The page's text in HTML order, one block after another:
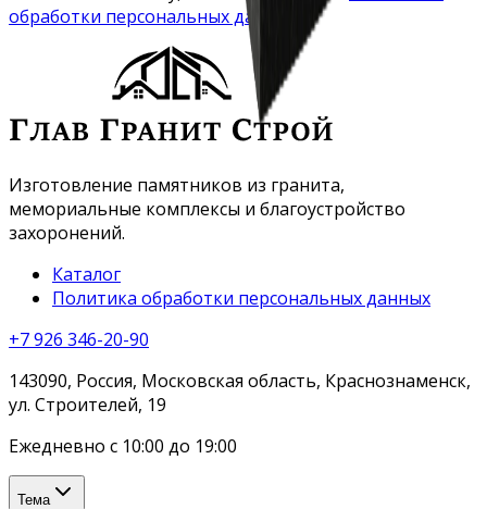
обработки персональных данных
Изготовление памятников из гранита,
мемориальные комплексы и благоустройство
захоронений.
Каталог
Политика обработки персональных данных
+7 926 346-20-90
143090, Россия, Московская область, Краснознаменск,
ул. Строителей, 19
Ежедневно с 10:00 до 19:00
Тема